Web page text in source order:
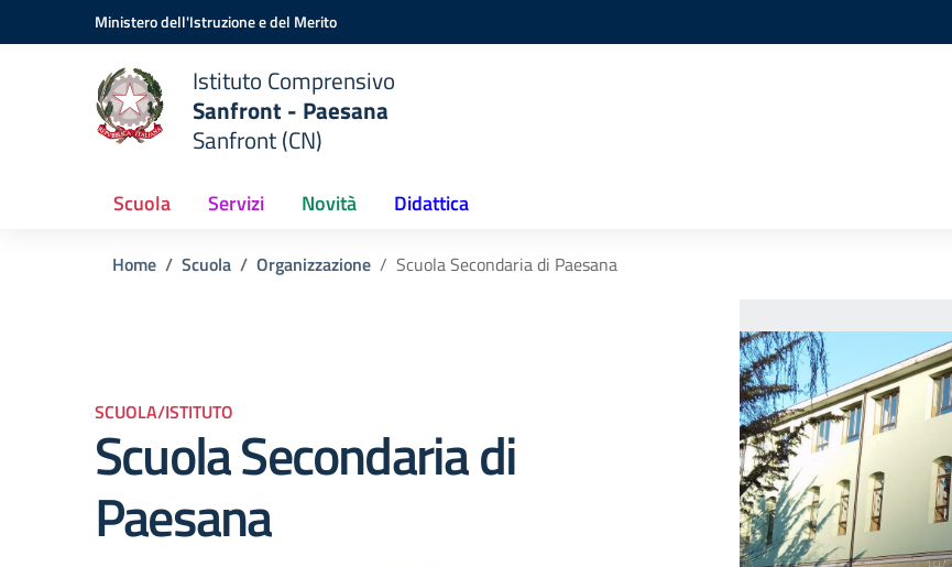
Vai ai contenuti
Vai al menu di navigazioneMinistero dell'Istruzione e del Merito
Istituto Comprensivo
Sanfront - Paesana
Sanfront (CN)
Scuola Servizi Novità Didattica
Home Scuola Organizzazione Scuola Secondaria di Paesana
SCUOLA/ISTITUTO
Scuola Secondaria di
Paesana